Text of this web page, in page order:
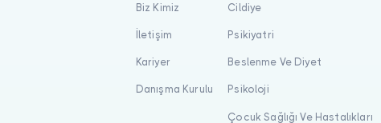
Biz Kimiz
İletişim
Kariyer
Danışma Kurulu
Cildiye
Psikiyatri
Beslenme Ve Diyet
Psikoloji
Çocuk Sağlığı Ve Hastalıkları